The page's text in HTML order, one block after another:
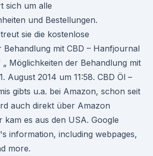
sich um alle
und Bestellungen.
sie die kostenlose
Behandlung mit CBD – Hanfjournal
Möglichkeiten der Behandlung mit
August 2014 um 11:58. CBD Öl –
gibts u.a. bei Amazon, schon seit
auch direkt über Amazon
es aus den USA. Google
information, including webpages,
more.